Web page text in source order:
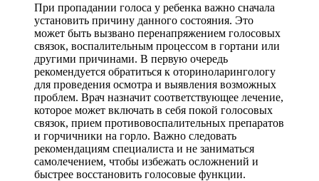
При пропадании голоса у ребенка важно сначала
установить причину данного состояния. Это
может быть вызвано перенапряжением голосовых
связок, воспалительным процессом в гортани или
другими причинами. В первую очередь
рекомендуется обратиться к оториноларингологу
для проведения осмотра и выявления возможных
проблем. Врач назначит соответствующее лечение,
которое может включать в себя покой голосовых
связок, прием противовоспалительных препаратов
и горчичники на горло. Важно следовать
рекомендациям специалиста и не заниматься
самолечением, чтобы избежать осложнений и
быстрее восстановить голосовые функции.